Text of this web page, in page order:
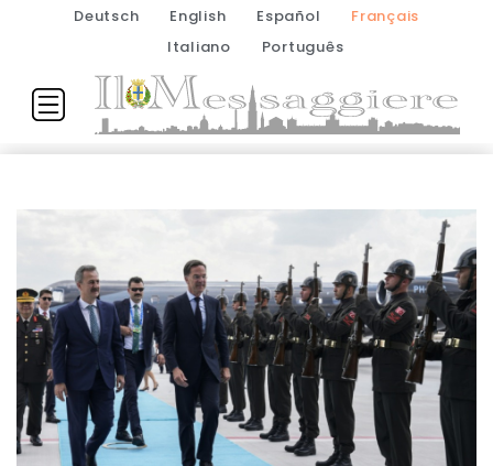
Deutsch English Español
Français
Italiano
Português